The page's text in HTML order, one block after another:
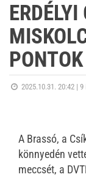
PONTOK
2025.10.31. 20:42 | 9
A Brassó, a
könnyedén
meccsét, a